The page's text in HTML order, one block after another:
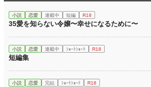
小説 恋愛 連載中 短編 R18
35愛を知らない令嬢〜幸せになるために〜
小説 恋愛 連載中 ｼｮｰﾄｼｮｰﾄ R18
短編集
小説 恋愛 完結 ｼｮｰﾄｼｮｰﾄ R18